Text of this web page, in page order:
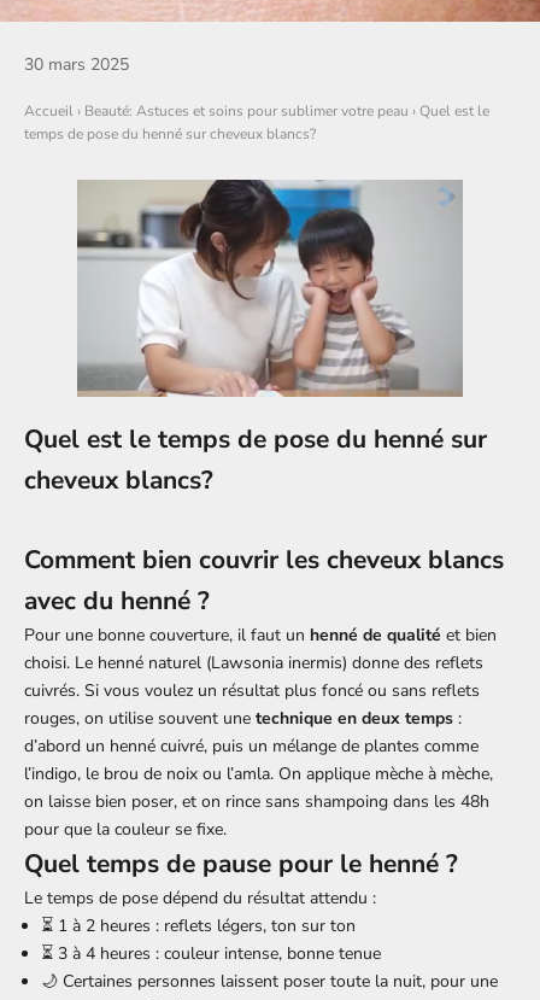
30 mars 2025
Accueil› Beauté: Astuces et soins pour sublimer votre peau ›Quel est le
temps de pose du henné sur cheveux blancs?
Quel est le temps de pose du henné sur
cheveux blancs?
Comment bien couvrir les cheveux blancs
avec du henné ?
Pour une bonne couverture, il faut un henné de qualité et bien
choisi. Le henné naturel (Lawsonia inermis) donne des reflets
cuivrés. Si vous voulez un résultat plus foncé ou sans reflets
rouges, on utilise souvent une technique en deux temps :
d’abord un henné cuivré, puis un mélange de plantes comme
l’indigo, le brou de noix ou l’amla. On applique mèche à mèche,
on laisse bien poser, et on rince sans shampoing dans les 48h
pour que la couleur se fixe.
Quel temps de pause pour le henné ?
Le temps de pose dépend du résultat attendu :
⏳ 1 à 2 heures : reflets légers, ton sur ton
⏳ 3 à 4 heures : couleur intense, bonne tenue
🌙 Certaines personnes laissent poser toute la nuit, pour une